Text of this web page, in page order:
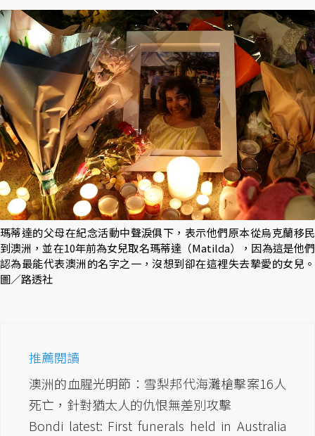
瑪蒂達的父母在紀念活動中聲淚俱下，表示他們原本從烏克蘭移民
到澳洲，並在10年前為女兒取名瑪蒂達（Matilda），因為這是他們
認為最能代表澳洲的名字之一，沒想到卻在這裡失去摯愛的女兒。
圖／路透社
推薦閱讀
澳洲的血腥光明節：雪梨邦代海灘槍擊案16人
死亡，針對猶太人的仇恨無差別攻擊
Bondi latest: First funerals held in Australia